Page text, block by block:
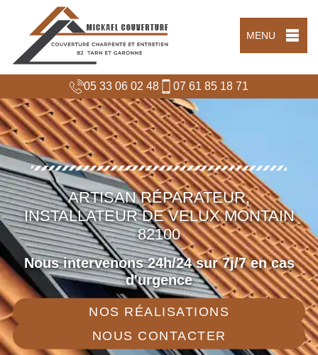
MENU
05 33 06 02 48 07 61 85 18 71
ARTISAN RÉPARATEUR,
INSTALLATEUR DE VELUX MONTAIN
82100
Nous intervenons 24h/24 sur 7j/7 en cas
d'urgence
NOS RÉALISATIONS
NOUS CONTACTER